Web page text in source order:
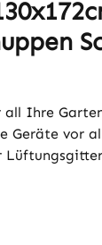
Ihre
vor